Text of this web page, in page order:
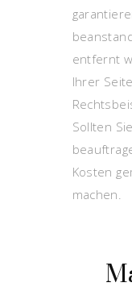
entfernt
Ihrer
Sollten
Kosten
machen.